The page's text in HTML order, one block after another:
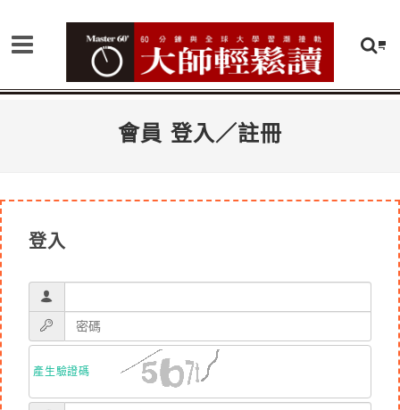
會員 登入／註冊
登入
產生驗證碼